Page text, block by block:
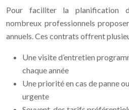
Pour faciliter la planification
nombreux professionnels
annuels. Ces contrats offrent
Une visite d’entretien
chaque année
Une priorité en cas de panne
urgente